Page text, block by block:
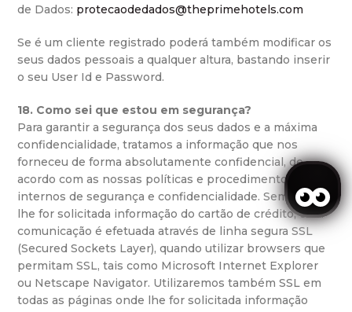
de Dados: protecaodedados@theprimehotels.com
Se é um cliente registrado poderá também modificar os
seus dados pessoais a qualquer altura, bastando inserir
o seu User Id e Password.
18. Como sei que estou em segurança?
Para garantir a segurança dos seus dados e a máxima
confidencialidade, tratamos a informação que nos
forneceu de forma absolutamente confidencial, de
acordo com as nossas políticas e procedimentos
internos de segurança e confidencialidade. Sempre que
lhe for solicitada informação do cartão de crédito, esta
comunicação é efetuada através de linha segura SSL
(Secured Sockets Layer), quando utilizar browsers que
permitam SSL, tais como Microsoft Internet Explorer
ou Netscape Navigator. Utilizaremos também SSL em
todas as páginas onde lhe for solicitada informação